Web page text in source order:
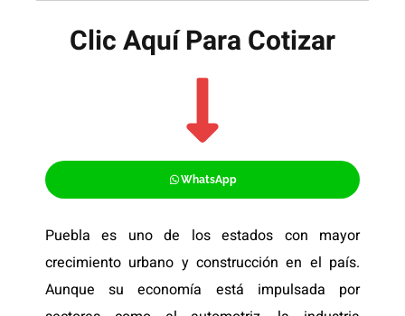
Clic Aquí Para Cotizar​
WhatsApp
Puebla es uno de los estados con mayor
crecimiento urbano y construcción en el país.
Aunque su economía está impulsada por